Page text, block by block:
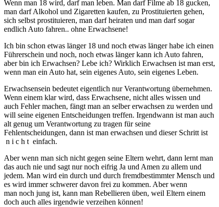
Wenn man 18 wird, darf man leben. Man darf Filme ab 18 gucken,
man darf Alkohol und Zigaretten kaufen, zu Prostituierten gehen,
sich selbst prostituieren, man darf heiraten und man darf sogar
endlich Auto fahren.. ohne Erwachsene!
Ich bin schon etwas länger 18 und noch etwas länger habe ich einen
Führerschein und noch, noch etwas länger kann ich Auto fahren,
aber bin ich Erwachsen? Lebe ich? Wirklich Erwachsen ist man erst,
wenn man ein Auto hat, sein eigenes Auto, sein eigenes Leben.
Erwachsensein bedeutet eigentlich nur Verantwortung übernehmen.
Wenn einem klar wird, dass Erwachsene, nicht alles wissen und
auch Fehler machen, fängt man an selber erwachsen zu werden und
will seine eigenen Entscheidungen treffen. Irgendwann ist man auch
alt genug um Verantwortung zu tragen für seine
Fehlentscheidungen, dann ist man erwachsen und dieser Schritt ist
n i c h t einfach.
Aber wenn man sich nicht gegen seine Eltern wehrt, dann lernt man
das auch nie und sagt nur noch eifrig Ja und Amen zu allem und
jedem. Man wird ein durch und durch fremdbestimmter Mensch und
es wird immer schwerer davon frei zu kommen. Aber wenn
man noch jung ist, kann man Rebellieren üben, weil Eltern einem
doch auch alles irgendwie verzeihen können!